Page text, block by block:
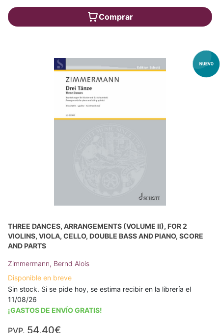
Comprar
THREE DANCES, ARRANGEMENTS (VOLUME II), FOR 2
VIOLINS, VIOLA, CELLO, DOUBLE BASS AND PIANO, SCORE
AND PARTS
Zimmermann, Bernd Alois
Disponible en breve
Sin stock. Si se pide hoy, se estima recibir en la librería el
11/08/26
¡GASTOS DE ENVÍO GRATIS!
PVP. 54,40€